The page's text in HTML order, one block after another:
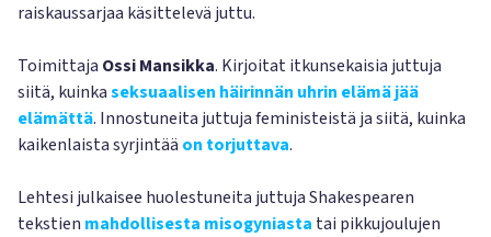
raiskaussarjaa käsittelevä juttu.
Toimittaja Ossi Mansikka. Kirjoitat itkunsekaisia juttuja
siitä, kuinkaseksuaalisen häirinnän uhrin elämä jää
elämättä. Innostuneita juttuja feministeistä ja siitä, kuinka
kaikenlaista syrjintää on torjuttava.
Lehtesi julkaisee huolestuneita juttuja Shakespearen
tekstien mahdollisesta misogyniasta tai pikkujoulujen